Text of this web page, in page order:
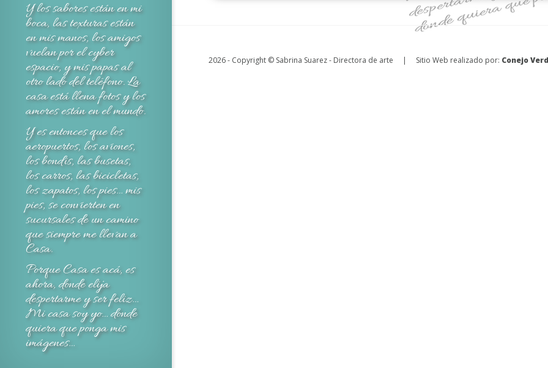
Y los sabores están en mi
boca, las texturas están
en mis manos, los amigos
vuelan por el cyber
espacio, y mis papas al
otro lado del teléfono. La
casa está llena fotos y los
amores están en el mundo.
Y es entonces que los
aeropuertos, los aviones,
los bondis, las busetas,
los carros, las bicicletas,
los zapatos, los pies… mis
pies, se convierten en
sucursales de un camino
que siempre me llevan a
Casa.
Porque Casa es acá, es
ahora, donde elija
despertarme y ser feliz…
Mi casa soy yo… donde
quiera que ponga mis
imágenes…
2026 - Copyright © Sabrina Suarez - Directora de arte | Sitio Web realizado por: Conejo